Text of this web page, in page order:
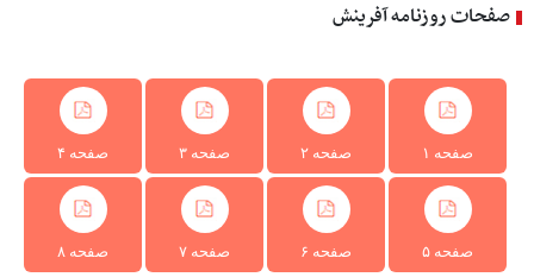
صفحات روزنامه آفرینش
صفحه ۱ صفحه ۲ صفحه ۳ صفحه ۴
صفحه ۵ صفحه ۶ صفحه ۷ صفحه ۸